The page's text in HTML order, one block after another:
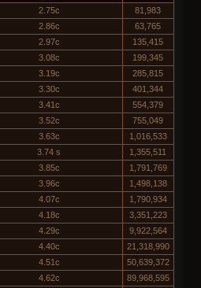
2.75с
81,983
2.86с
63,765
2.97с
135,415
3.08с
199,345
3.19с
285,815
3.30с
401,344
3.41с
554,379
3.52с
755,049
3.63с
1,016,533
3.74 s
1,355,511
3.85с
1,791,769
3.96с
1,498,138
4.07с
1,790,934
4.18с
3,351,223
4.29с
9,922,564
4.40с
21,318,990
4.51с
50,639,372
4.62с
89,968,595